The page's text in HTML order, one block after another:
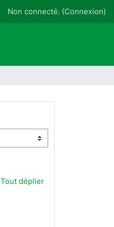
Non connecté. (Connexion)
Tout déplier